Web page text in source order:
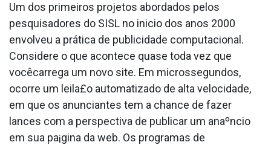
Um dos primeiros projetos abordados pelos
pesquisadores do SISL no ini­cio dos anos 2000
envolveu a prática de publicidade computacional.
Considere o que acontece quase toda vez que
vocêcarrega um novo site. Em microssegundos,
ocorre um leila£o automatizado de alta velocidade,
em que os anunciantes tem a chance de fazer
lances com a perspectiva de publicar um anaºncio
em sua pa¡gina da web. Os programas de